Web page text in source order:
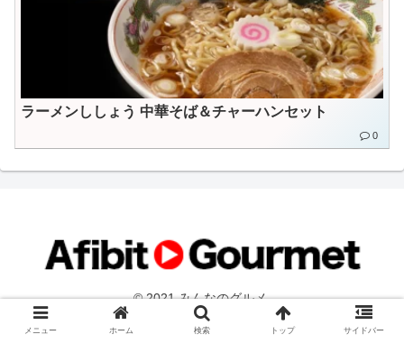
ラーメンししょう 中華そば＆チャーハンセット
0
© 2021 みんなのグルメ.
メニュー ホーム 検索 トップ サイドバー